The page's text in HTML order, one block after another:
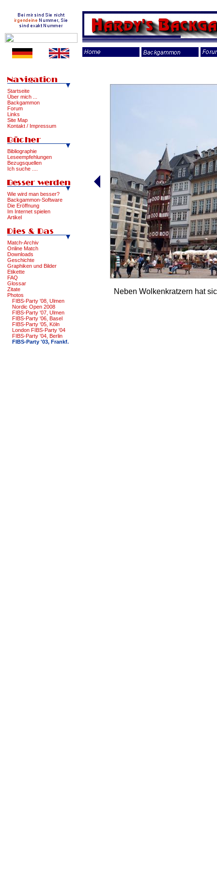
Startseite
Über mich ...
Backgammon
Forum
Links
Site Map
Kontakt / Impressum
Bibliographie
Leseempfehlungen
Bezugsquellen
Ich suche ....
Wie wird man besser?
Backgammon-Software
Die Eröffnung
Im Internet spielen
Artikel
Match-Archiv
Online Match
Downloads
Geschichte
Graphiken und Bilder
Etikette
FAQ
Glossar
Zitate
Photos
FIBS-Party '08, Ulmen
Nordic Open 2008
FIBS-Party '07, Ulmen
FIBS-Party '06, Basel
FIBS-Party '05, Köln
London FIBS-Party '04
FIBS-Party '04, Berlin
FIBS-Party '03, Frankf.
Neben Wolkenkratzern hat